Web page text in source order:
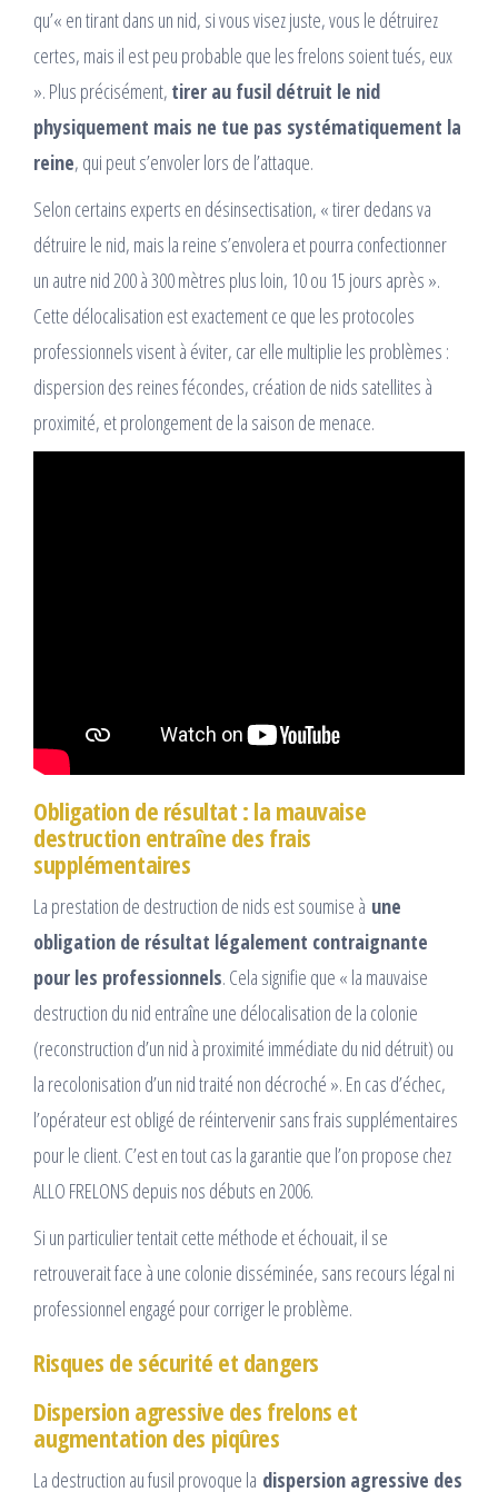
qu’« en tirant dans un nid, si vous visez juste, vous le détruirez
certes, mais il est peu probable que les frelons soient tués, eux
». Plus précisément, tirer au fusil détruit le nid
physiquement mais ne tue pas systématiquement la
reine, qui peut s’envoler lors de l’attaque.​
Selon certains experts en désinsectisation, « tirer dedans va
détruire le nid, mais la reine s’envolera et pourra confectionner
un autre nid 200 à 300 mètres plus loin, 10 ou 15 jours après ».
Cette délocalisation est exactement ce que les protocoles
professionnels visent à éviter, car elle multiplie les problèmes :
dispersion des reines fécondes, création de nids satellites à
proximité, et prolongement de la saison de menace.
Obligation de résultat : la mauvaise
destruction entraîne des frais
supplémentaires
La prestation de destruction de nids est soumise à une
obligation de résultat légalement contraignante
pour les professionnels. Cela signifie que « la mauvaise
destruction du nid entraîne une délocalisation de la colonie
(reconstruction d’un nid à proximité immédiate du nid détruit) ou
la recolonisation d’un nid traité non décroché ». En cas d’échec,
l’opérateur est obligé de réintervenir sans frais supplémentaires
pour le client.​ C’est en tout cas la garantie que l’on propose chez
ALLO FRELONS depuis nos débuts en 2006.
Si un particulier tentait cette méthode et échouait, il se
retrouverait face à une colonie disséminée, sans recours légal ni
professionnel engagé pour corriger le problème.
Risques de sécurité et dangers
Dispersion agressive des frelons et
augmentation des piqûres
La destruction au fusil provoque la dispersion agressive des